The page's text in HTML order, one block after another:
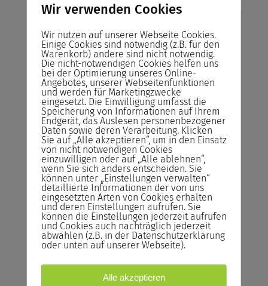
Risikofreies Buchen
unserer Seminare
Abrechnung
Sie zahlen das Seminar erst nach der
Durchführung und nicht im Voraus!
Rücktrittsrecht
Sie können kostenlos bis zum Vortrag des
Seminars von der Buchung zurücktreten.
Reservieren statt Buchen!
Reservieren Sie Ihren Seminarplatz –
Buchen Sie das Seminar erst ein Tag vor
Seminarstart.
Bildungsgutschein
Wir verwenden Cookies
Wir nutzen auf unserer Webseite Cookies.
Einige Cookies sind notwendig (z.B. für den
Warenkorb) andere sind nicht notwendig.
Die nicht-notwendigen Cookies helfen uns
bei der Optimierung unseres Online-
Angebotes, unserer Webseitenfunktionen
und werden für Marketingzwecke
eingesetzt. Die Einwilligung umfasst die
Speicherung von Informationen auf Ihrem
Endgerät, das Auslesen personenbezogener
Daten sowie deren Verarbeitung. Klicken
Sie auf „Alle akzeptieren“, um in den Einsatz
von nicht notwendigen Cookies
einzuwilligen oder auf „Alle ablehnen“,
wenn Sie sich anders entscheiden. Sie
können unter „Einstellungen verwalten“
detaillierte Informationen der von uns
eingesetzten Arten von Cookies erhalten
und deren Einstellungen aufrufen. Sie
können die Einstellungen jederzeit aufrufen
und Cookies auch nachträglich jederzeit
abwählen (z.B. in der Datenschutzerklärung
oder unten auf unserer Webseite).
Alle akzeptieren